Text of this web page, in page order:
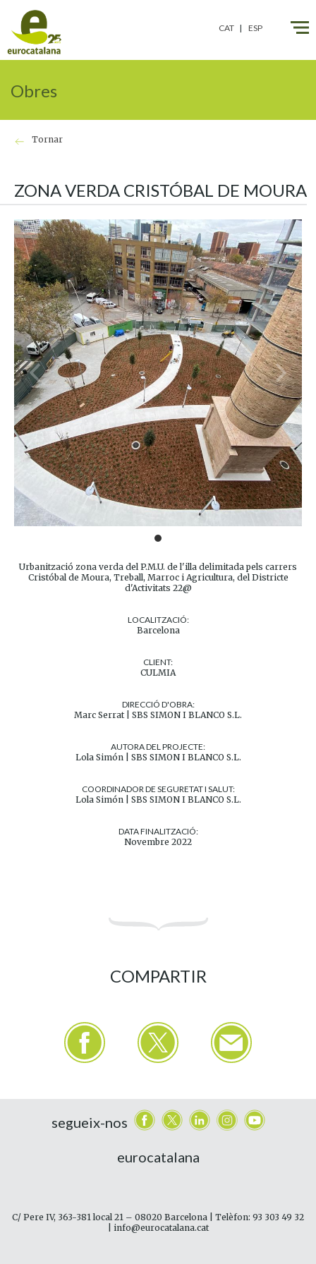
Obres
Tornar
ZONA VERDA CRISTÓBAL DE MOURA
Urbanització zona verda del P.M.U. de l'illa delimitada pels carrers
Cristóbal de Moura, Treball, Marroc i Agricultura, del Districte
d'Activitats 22@
LOCALITZACIÓ:
Barcelona
CLIENT:
CULMIA
DIRECCIÓ D'OBRA:
Marc Serrat | SBS SIMON I BLANCO S.L.
AUTORA DEL PROJECTE:
Lola Simón | SBS SIMON I BLANCO S.L.
COORDINADOR DE SEGURETAT I SALUT:
Lola Simón | SBS SIMON I BLANCO S.L.
DATA FINALITZACIÓ:
Novembre 2022
COMPARTIR
segueix-nos
eurocatalana
C/ Pere IV, 363-381 local 21 – 08020 Barcelona | Telèfon: 93 303 49 32
| info@eurocatalana.cat
CAT ESP